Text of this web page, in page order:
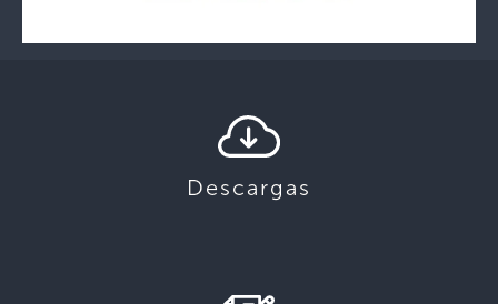
Descargas